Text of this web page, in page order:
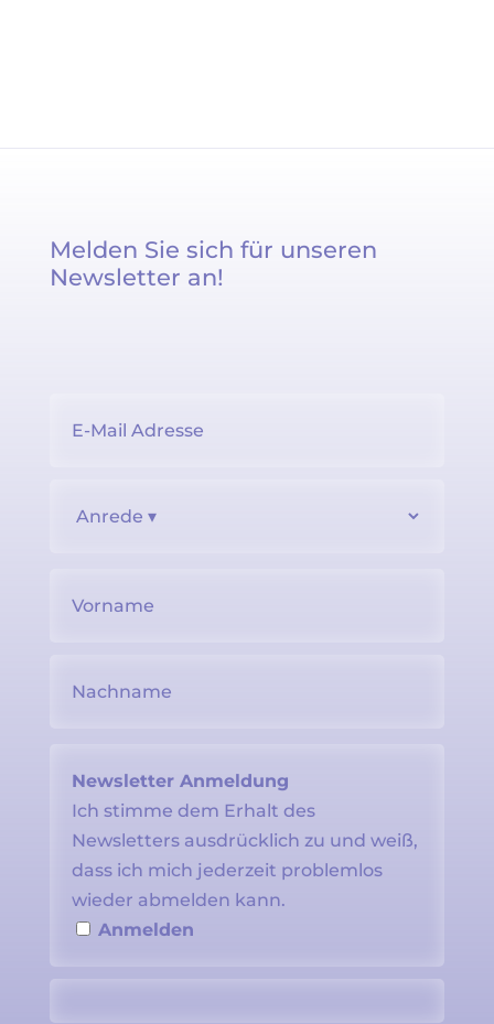
Melden Sie sich für unseren
Newsletter an!
Newsletter Anmeldung
Ich stimme dem Erhalt des
Newsletters ausdrücklich zu und weiß,
dass ich mich jederzeit problemlos
wieder abmelden kann.
Anmelden